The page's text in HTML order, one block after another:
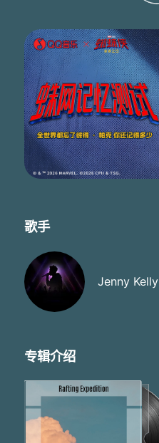
歌手
Jenny Kelly
专辑介绍